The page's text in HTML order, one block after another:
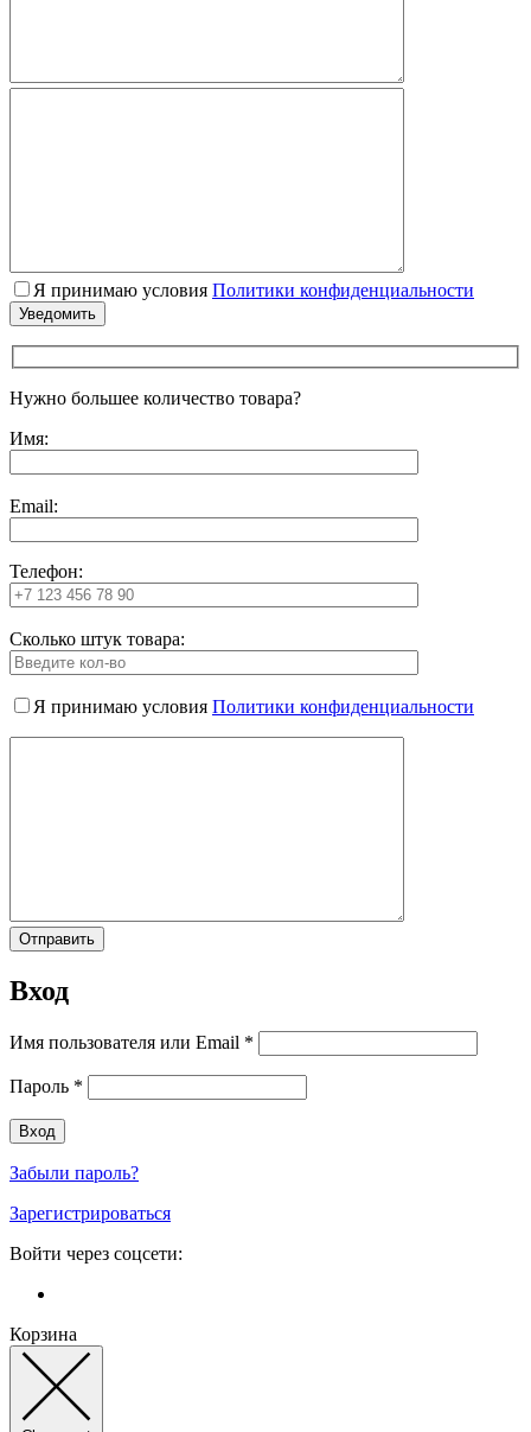
Я принимаю условия Политики конфиденциальности
Нужно большее количество товара?
Имя:
Email:
Телефон:
Сколько штук товара:
Я принимаю условия Политики конфиденциальности
Вход
Имя пользователя или Email *
Пароль *
Забыли пароль?
Зарегистрироваться
Войти через соцсети:
Корзина